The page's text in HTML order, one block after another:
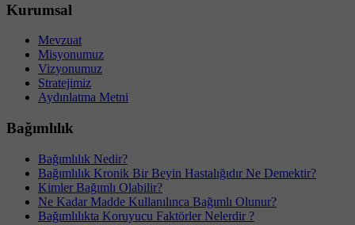
Kurumsal
Mevzuat
Misyonumuz
Vizyonumuz
Stratejimiz
Aydınlatma Metni
Bağımlılık
Bağımlılık Nedir?
Bağımlılık Kronik Bir Beyin Hastalığıdır Ne Demektir?
Kimler Bağımlı Olabilir?
Ne Kadar Madde Kullanılınca Bağımlı Olunur?
Bağımlılıkta Koruyucu Faktörler Nelerdir ?